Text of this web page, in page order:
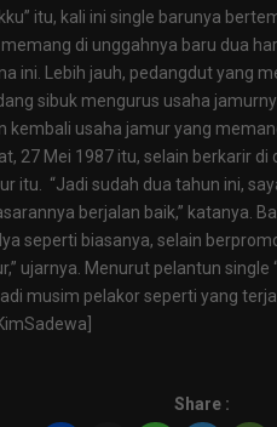
itu, kali ini single barunya
di unggahnya baru dua
ini. Lebih jauh, pedangdut yang
sibuk mengurus usaha
kembali usaha jamur yang
27 Mei 1987 itu, selain berkarir
itu. “Jadi sudah dua tahun ini,
berjalan baik,” katanya.
seperti biasanya, selain
ujarnya. Menurut pelantun single
musim pelakor seperti yang
Share :